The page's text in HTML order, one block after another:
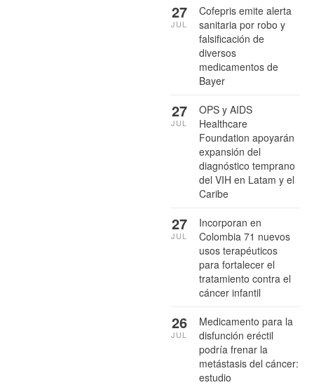
Cofepris emite alerta
sanitaria por robo y
falsificación de
diversos
medicamentos de
Bayer
27
JUL
OPS y AIDS
Healthcare
Foundation apoyarán
expansión del
diagnóstico temprano
del VIH en Latam y el
Caribe
27
JUL
Incorporan en
Colombia 71 nuevos
usos terapéuticos
para fortalecer el
tratamiento contra el
cáncer infantil
27
JUL
Medicamento para la
disfunción eréctil
podría frenar la
metástasis del cáncer:
estudio
26
JUL